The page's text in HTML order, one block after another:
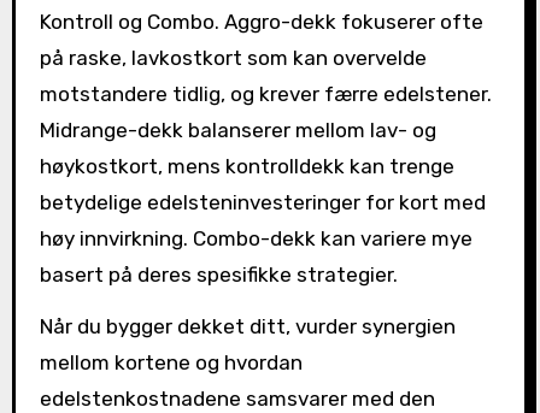
Kontroll og Combo. Aggro-dekk fokuserer ofte
på raske, lavkostkort som kan overvelde
motstandere tidlig, og krever færre edelstener.
Midrange-dekk balanserer mellom lav- og
høykostkort, mens kontrolldekk kan trenge
betydelige edelsteninvesteringer for kort med
høy innvirkning. Combo-dekk kan variere mye
basert på deres spesifikke strategier.
Når du bygger dekket ditt, vurder synergien
mellom kortene og hvordan
edelstenkostnadene samsvarer med den